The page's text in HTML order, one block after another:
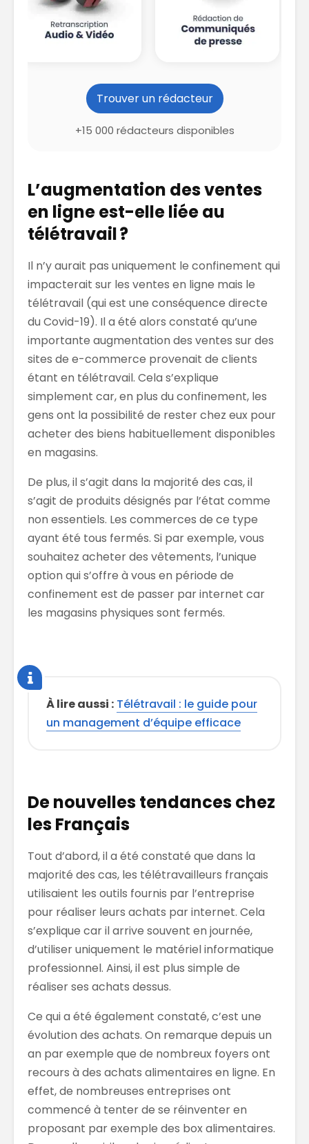
Trouver un rédacteur
+15 000 rédacteurs disponibles
L’augmentation des ventes
en ligne est-elle liée au
télétravail ?
Il n’y aurait pas uniquement le confinement qui
impacterait sur les ventes en ligne mais le
télétravail (qui est une conséquence directe
du Covid-19). Il a été alors constaté qu’une
importante augmentation des ventes sur des
sites de e-commerce provenait de clients
étant en télétravail. Cela s’explique
simplement car, en plus du confinement, les
gens ont la possibilité de rester chez eux pour
acheter des biens habituellement disponibles
en magasins.
De plus, il s’agit dans la majorité des cas, il
s’agit de produits désignés par l’état comme
non essentiels. Les commerces de ce type
ayant été tous fermés. Si par exemple, vous
souhaitez acheter des vêtements, l’unique
option qui s’offre à vous en période de
confinement est de passer par internet car
les magasins physiques sont fermés.
À lire aussi : Télétravail : le guide pour
un management d’équipe efficace
De nouvelles tendances chez
les Français
Tout d’abord, il a été constaté que dans la
majorité des cas, les télétravailleurs français
utilisaient les outils fournis par l’entreprise
pour réaliser leurs achats par internet. Cela
s’explique car il arrive souvent en journée,
d’utiliser uniquement le matériel informatique
professionnel. Ainsi, il est plus simple de
réaliser ses achats dessus.
Ce qui a été également constaté, c’est une
évolution des achats. On remarque depuis un
an par exemple que de nombreux foyers ont
recours à des achats alimentaires en ligne. En
effet, de nombreuses entreprises ont
commencé à tenter de se réinventer en
proposant par exemple des box alimentaires.